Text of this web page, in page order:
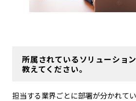
所属されているソリューショ
教えてください。
担当する業界ごとに部署が分かれて